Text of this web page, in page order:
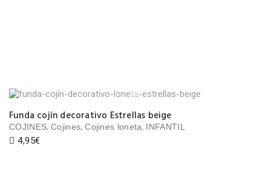
Funda cojín decorativo Estrellas beige
COJINES,Cojines,Cojines loneta, INFANTIL
4,95€